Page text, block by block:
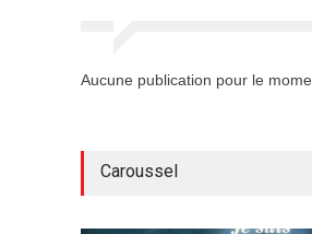
Aucune publication pour le
Caroussel